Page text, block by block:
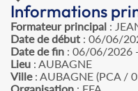
Informations
Formateur principal :
Date de début : 06/06/
Date de fin : 06/06/2026
Lieu : AUBAGNE
Ville: AUBAGNE (PCA /